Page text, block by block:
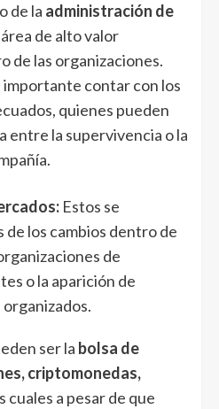
de la administración de
de alto valor
de las organizaciones.
importante contar con los
quienes pueden
entre la supervivencia o la
Estos se
de los cambios dentro de
de
o la aparición de
ser la bolsa de
criptomonedas,
cuales a pesar de que